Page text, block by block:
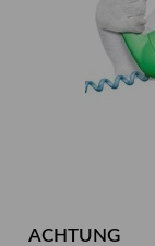
ACHTUNG